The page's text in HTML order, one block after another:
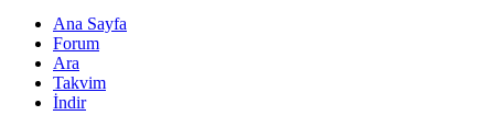
Ana Sayfa
Forum
Ara
Takvim
İndir